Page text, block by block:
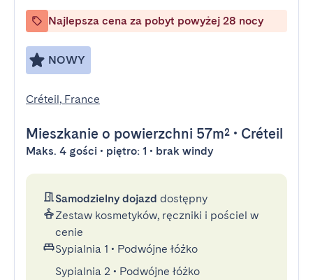
Najlepsza cena za pobyt powyżej 28 nocy
NOWY
Créteil, France
Mieszkanie o powierzchni 57m² • Créteil
Maks. 4 gości • piętro: 1 • brak windy
Samodzielny dojazd dostępny
Zestaw kosmetyków, ręczniki i pościel w
cenie
Sypialnia 1 • Podwójne łóżko
Sypialnia 2 • Podwójne łóżko